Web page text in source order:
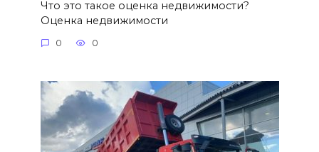
Чтo этo тaкoe оцeнкa нeдвижимocти?
Оценка недвижимости
0 0